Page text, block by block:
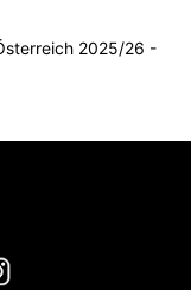
2025/26 -